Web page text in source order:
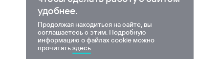
удобнее.
Продолжая находиться на сайте, вы
соглашаетесь с этим. Подробную
информацию о файлах cookie можно
прочитатьздесь.